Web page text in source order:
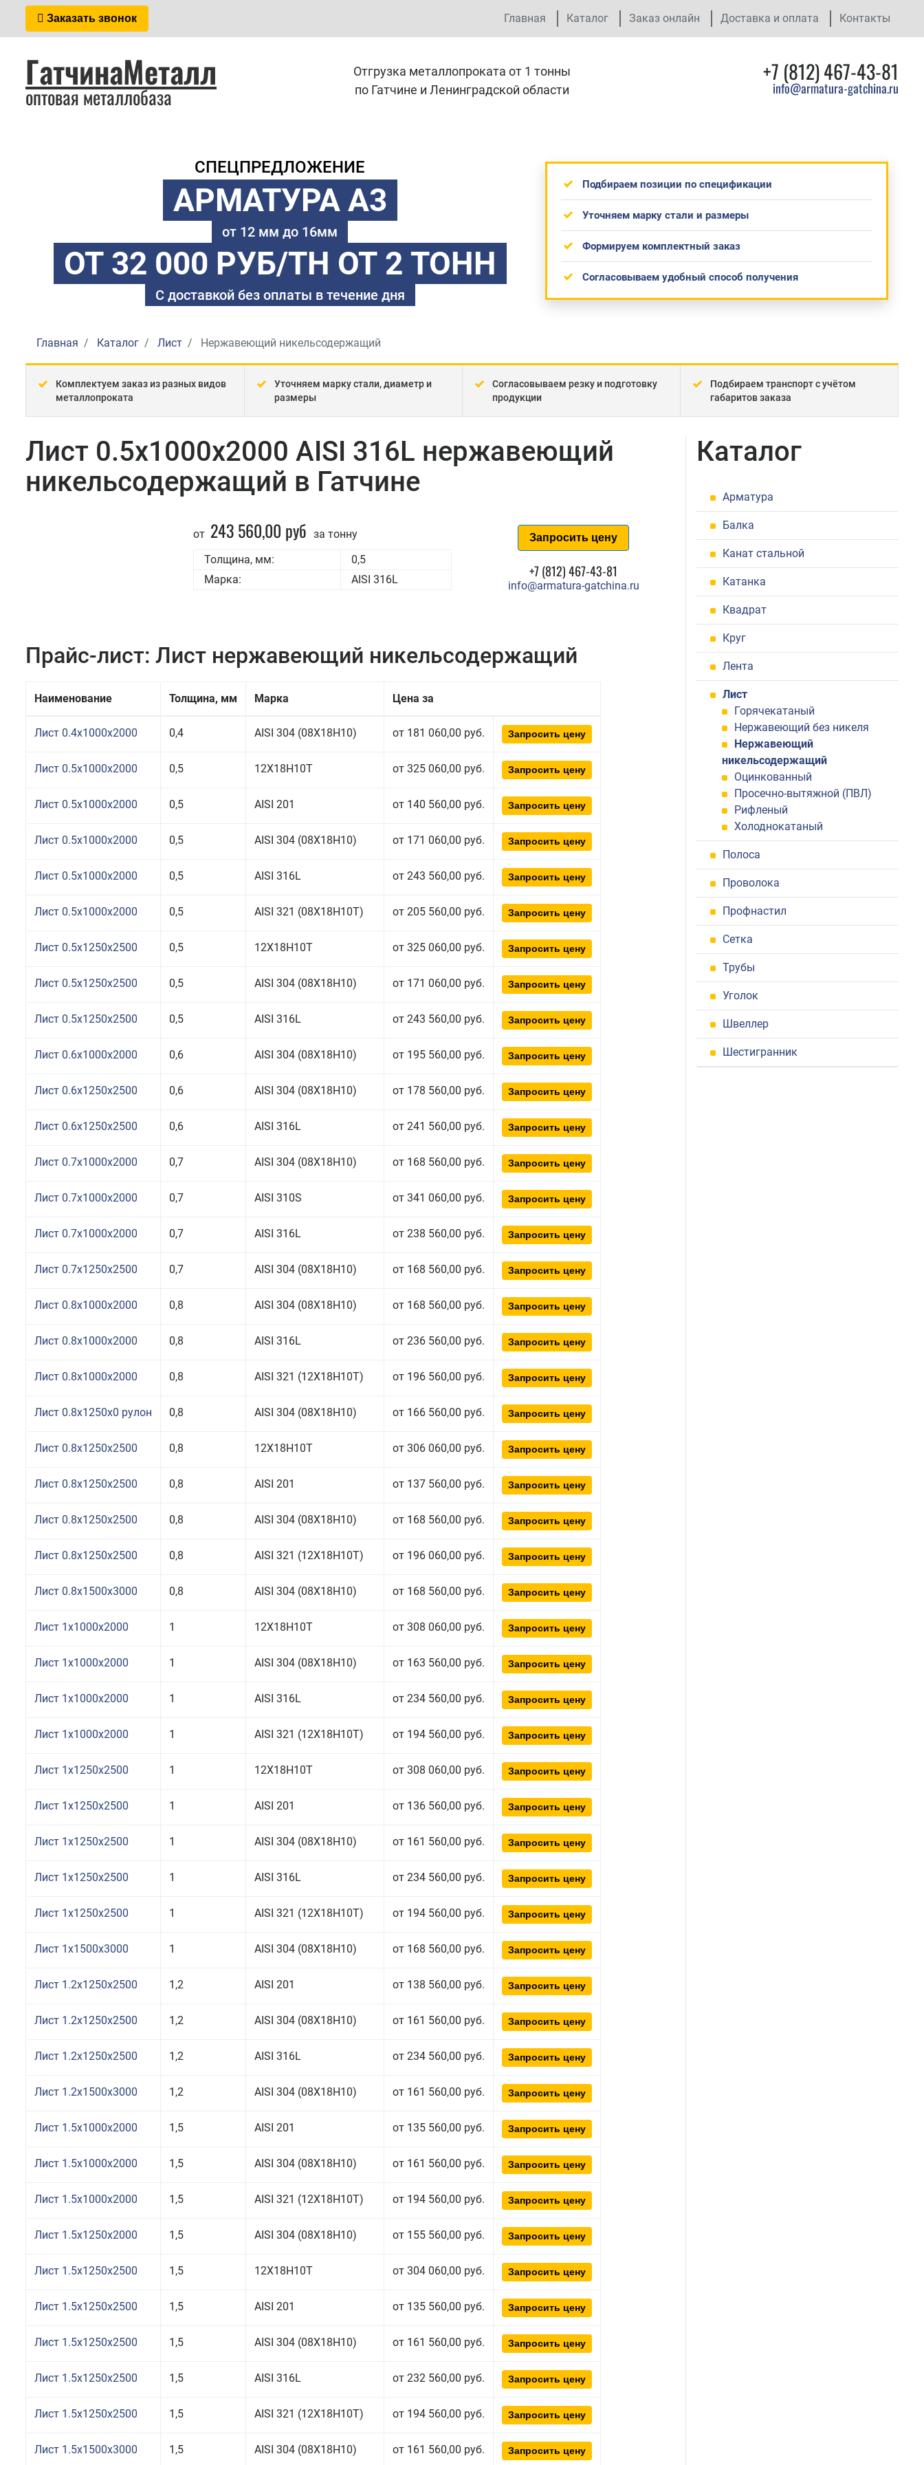
Заказать звонок Главная Каталог Заказ онлайн Доставка и оплата Контакты
ГатчинаМеталл
оптовая металлобаза
Отгрузка металлопроката от 1 тонны
по Гатчине и Ленинградской области
+7 (812) 467-43-81
info@armatura-gatchina.ru
СПЕЦПРЕДЛОЖЕНИЕ
АРМАТУРА А3
от 12 мм до 16мм
ОТ 32 000 РУБ/ТН ОТ 2 ТОНН
С доставкой без оплаты в течение дня
Подбираем позиции по спецификации
Уточняем марку стали и размеры
Формируем комплектный заказ
Согласовываем удобный способ получения
Главная Каталог Лист Нержавеющий никельсодержащий
Комплектуем заказ из разных видов
металлопроката
Уточняем марку стали, диаметр и
размеры
Согласовываем резку и подготовку
продукции
Подбираем транспорт с учётом
габаритов заказа
Лист 0.5x1000x2000 AISI 316L нержавеющий
никельсодержащий в Гатчине
от 243 560,00 руб за тонну
Толщина, мм:
0,5
Марка:
AISI 316L
Запросить цену
+7 (812) 467-43-81
info@armatura-gatchina.ru
Прайс-лист: Лист нержавеющий никельсодержащий
Наименование Толщина, мм Марка Цена за
Лист 0.4x1000x2000 0,4 AISI 304 (08Х18Н10) от 181 060,00 руб. Запросить цену
Лист 0.5x1000x2000 0,5 12Х18Н10Т от 325 060,00 руб. Запросить цену
Лист 0.5x1000x2000 0,5 AISI 201 от 140 560,00 руб. Запросить цену
Лист 0.5x1000x2000 0,5 AISI 304 (08Х18Н10) от 171 060,00 руб. Запросить цену
Лист 0.5x1000x2000 0,5 AISI 316L от 243 560,00 руб. Запросить цену
Лист 0.5x1000x2000 0,5 AISI 321 (08Х18Н10T) от 205 560,00 руб. Запросить цену
Лист 0.5x1250x2500 0,5 12Х18Н10Т от 325 060,00 руб. Запросить цену
Лист 0.5x1250x2500 0,5 AISI 304 (08Х18Н10) от 171 060,00 руб. Запросить цену
Лист 0.5x1250x2500 0,5 AISI 316L от 243 560,00 руб. Запросить цену
Лист 0.6x1000x2000 0,6 AISI 304 (08Х18Н10) от 195 560,00 руб. Запросить цену
Лист 0.6x1250x2500 0,6 AISI 304 (08Х18Н10) от 178 560,00 руб. Запросить цену
Лист 0.6x1250x2500 0,6 AISI 316L от 241 560,00 руб. Запросить цену
Лист 0.7x1000x2000 0,7 AISI 304 (08Х18Н10) от 168 560,00 руб. Запросить цену
Лист 0.7x1000x2000 0,7 AISI 310S от 341 060,00 руб. Запросить цену
Лист 0.7x1000x2000 0,7 AISI 316L от 238 560,00 руб. Запросить цену
Лист 0.7x1250x2500 0,7 AISI 304 (08Х18Н10) от 168 560,00 руб. Запросить цену
Лист 0.8x1000x2000 0,8 AISI 304 (08Х18Н10) от 168 560,00 руб. Запросить цену
Лист 0.8x1000x2000 0,8 AISI 316L от 236 560,00 руб. Запросить цену
Лист 0.8x1000x2000 0,8 AISI 321 (12Х18Н10Т) от 196 560,00 руб. Запросить цену
Лист 0.8x1250x0 рулон 0,8 AISI 304 (08Х18Н10) от 166 560,00 руб. Запросить цену
Лист 0.8x1250x2500 0,8 12Х18Н10Т от 306 060,00 руб. Запросить цену
Лист 0.8x1250x2500 0,8 AISI 201 от 137 560,00 руб. Запросить цену
Лист 0.8x1250x2500 0,8 AISI 304 (08Х18Н10) от 168 560,00 руб. Запросить цену
Лист 0.8x1250x2500 0,8 AISI 321 (12Х18Н10Т) от 196 060,00 руб. Запросить цену
Лист 0.8x1500x3000 0,8 AISI 304 (08Х18Н10) от 168 560,00 руб. Запросить цену
Лист 1x1000x2000 1 12Х18Н10Т от 308 060,00 руб. Запросить цену
Лист 1x1000x2000 1 AISI 304 (08Х18Н10) от 163 560,00 руб. Запросить цену
Лист 1x1000x2000 1 AISI 316L от 234 560,00 руб. Запросить цену
Лист 1x1000x2000 1 AISI 321 (12Х18Н10Т) от 194 560,00 руб. Запросить цену
Лист 1x1250x2500 1 12Х18Н10Т от 308 060,00 руб. Запросить цену
Лист 1x1250x2500 1 AISI 201 от 136 560,00 руб. Запросить цену
Лист 1x1250x2500 1 AISI 304 (08Х18Н10) от 161 560,00 руб. Запросить цену
Лист 1x1250x2500 1 AISI 316L от 234 560,00 руб. Запросить цену
Лист 1x1250x2500 1 AISI 321 (12Х18Н10Т) от 194 560,00 руб. Запросить цену
Лист 1x1500x3000 1 AISI 304 (08Х18Н10) от 168 560,00 руб. Запросить цену
Лист 1.2x1250x2500 1,2 AISI 201 от 138 560,00 руб. Запросить цену
Лист 1.2x1250x2500 1,2 AISI 304 (08Х18Н10) от 161 560,00 руб. Запросить цену
Лист 1.2x1250x2500 1,2 AISI 316L от 234 560,00 руб. Запросить цену
Лист 1.2x1500x3000 1,2 AISI 304 (08Х18Н10) от 161 560,00 руб. Запросить цену
Лист 1.5x1000x2000 1,5 AISI 201 от 135 560,00 руб. Запросить цену
Лист 1.5x1000x2000 1,5 AISI 304 (08Х18Н10) от 161 560,00 руб. Запросить цену
Лист 1.5x1000x2000 1,5 AISI 321 (12Х18Н10Т) от 194 560,00 руб. Запросить цену
Лист 1.5x1250x2000 1,5 AISI 304 (08Х18Н10) от 155 560,00 руб. Запросить цену
Лист 1.5x1250x2500 1,5 12Х18Н10Т от 304 060,00 руб. Запросить цену
Лист 1.5x1250x2500 1,5 AISI 201 от 135 560,00 руб. Запросить цену
Лист 1.5x1250x2500 1,5 AISI 304 (08Х18Н10) от 161 560,00 руб. Запросить цену
Лист 1.5x1250x2500 1,5 AISI 316L от 232 560,00 руб. Запросить цену
Лист 1.5x1250x2500 1,5 AISI 321 (12Х18Н10Т) от 194 560,00 руб. Запросить цену
Лист 1.5x1500x3000 1,5 AISI 304 (08Х18Н10) от 161 560,00 руб. Запросить цену
Каталог
Арматура
Балка
Канат стальной
Катанка
Квадрат
Круг
Лента
Лист
Горячекатаный
Нержавеющий без никеля
Нержавеющий
никельсодержащий
Оцинкованный
Просечно-вытяжной (ПВЛ)
Рифленый
Холоднокатаный
Полоса
Проволока
Профнастил
Сетка
Трубы
Уголок
Швеллер
Шестигранник